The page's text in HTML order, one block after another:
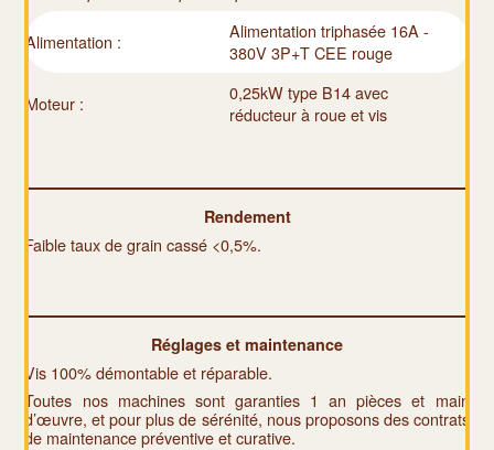
Alimentation :
Alimentation triphasée 16A -
380V 3P+T CEE rouge
Moteur :
0,25kW type B14 avec
réducteur à roue et vis
Rendement
Faible taux de grain cassé <0,5%.
Réglages et maintenance
Vis 100% démontable et réparable.
Toutes nos machines sont garanties 1 an pièces et main
d’œuvre, et pour plus de sérénité, nous proposons des contrats
de maintenance préventive et curative.